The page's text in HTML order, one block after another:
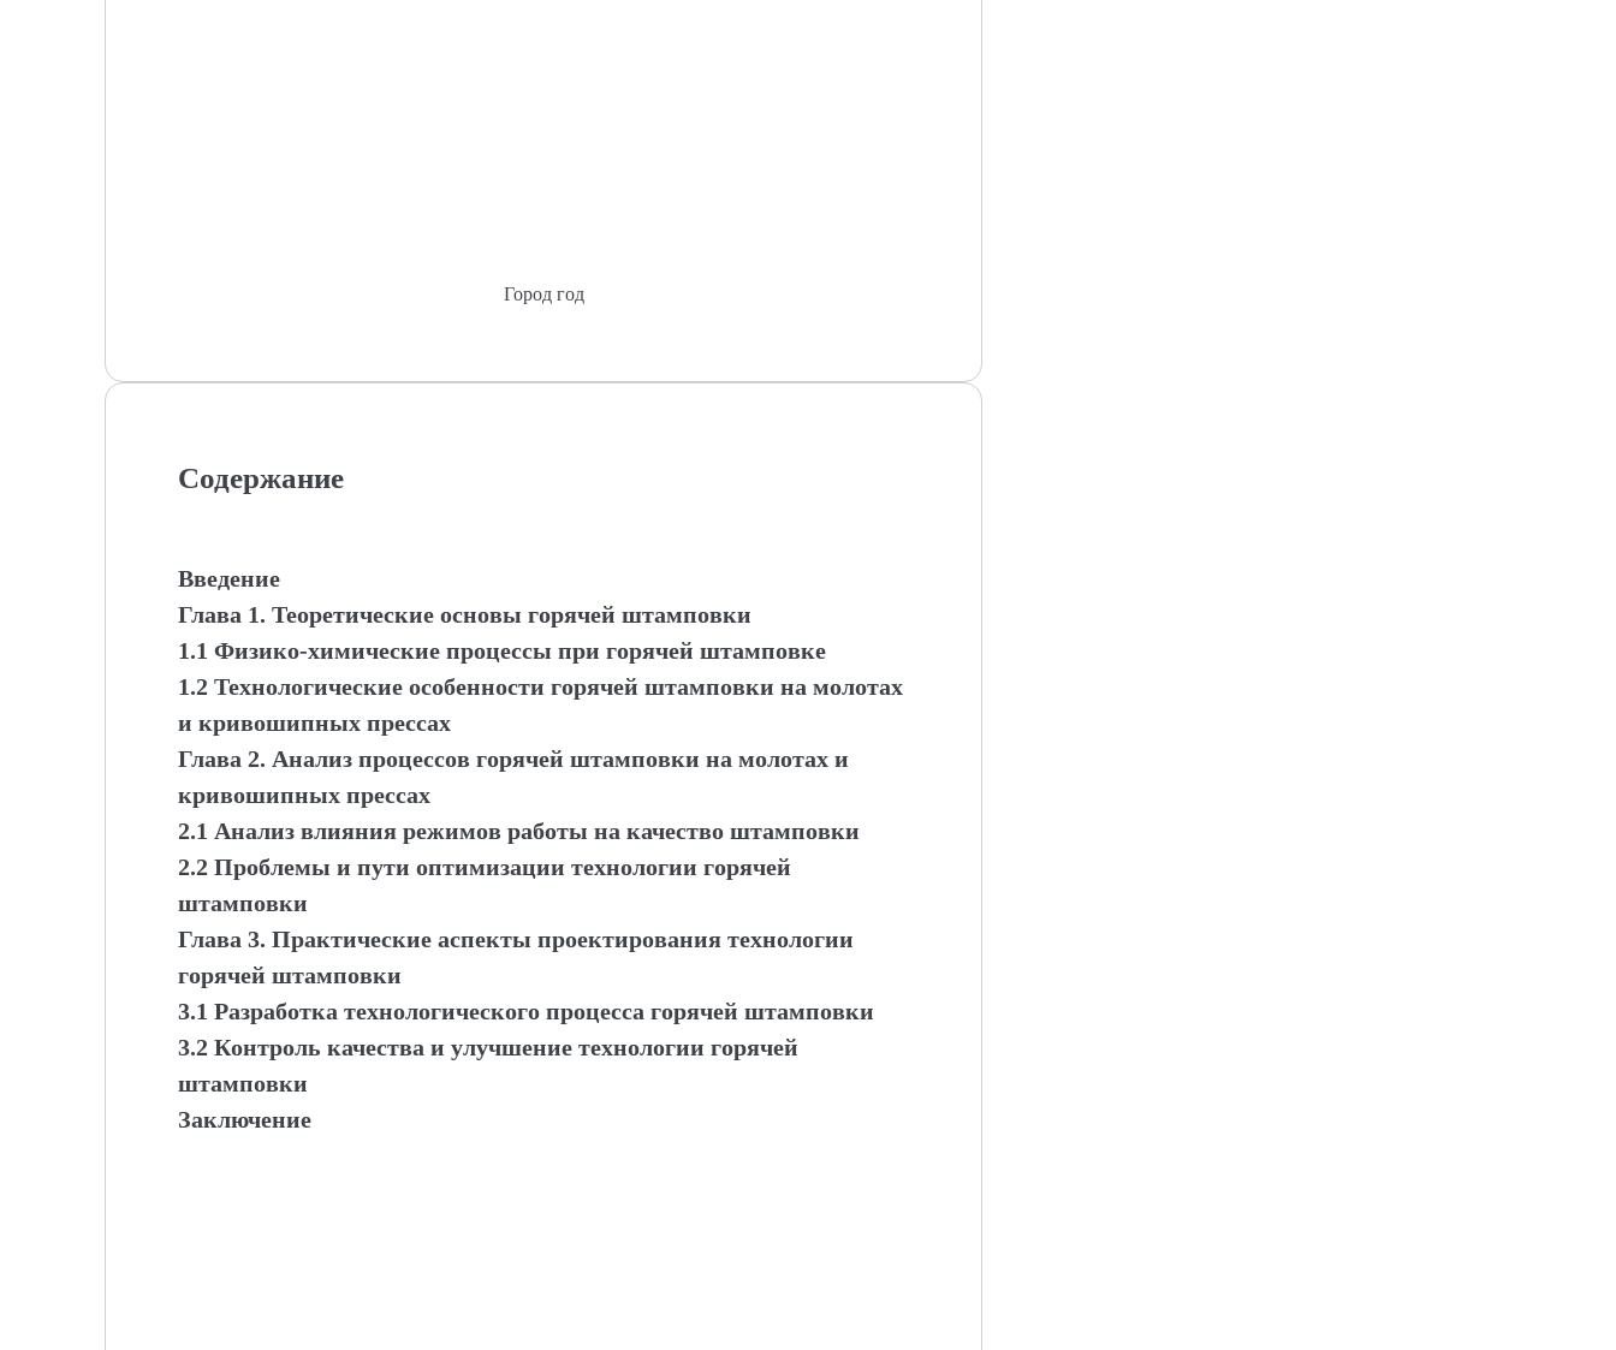
Город год
Содержание
Введение
Глава 1. Теоретические основы горячей штамповки
1.1 Физико-химические процессы при горячей штамповке
1.2 Технологические особенности горячей штамповки на молотах
и кривошипных прессах
Глава 2. Анализ процессов горячей штамповки на молотах и
кривошипных прессах
2.1 Анализ влияния режимов работы на качество штамповки
2.2 Проблемы и пути оптимизации технологии горячей
штамповки
Глава 3. Практические аспекты проектирования технологии
горячей штамповки
3.1 Разработка технологического процесса горячей штамповки
3.2 Контроль качества и улучшение технологии горячей
штамповки
Заключение